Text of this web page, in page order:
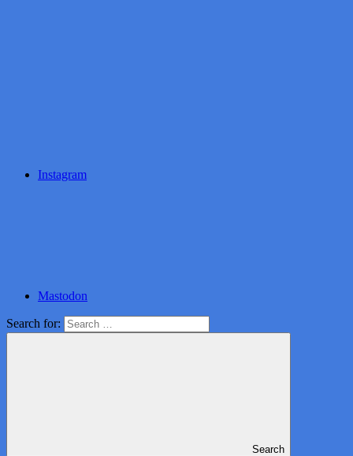
Instagram
Mastodon
Search for:
Search